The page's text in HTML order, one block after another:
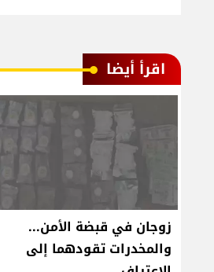
اقرأ أيضا
زوجان في قبضة الأمن...
والمخدرات تقودهما إلى